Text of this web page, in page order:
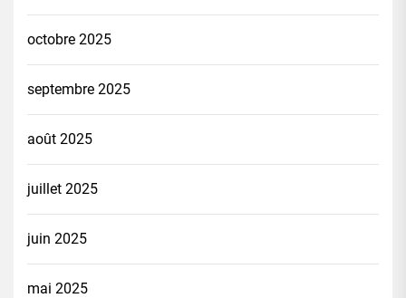
octobre 2025
septembre 2025
août 2025
juillet 2025
juin 2025
mai 2025